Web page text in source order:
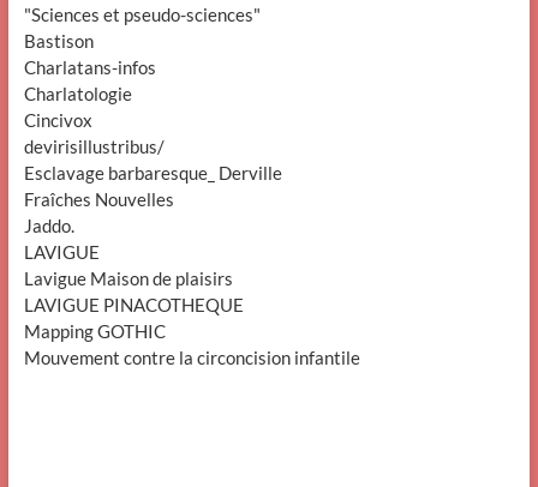
"Sciences et pseudo-sciences"
Bastison
Charlatans-infos
Charlatologie
Cincivox
devirisillustribus/
Esclavage barbaresque_ Derville
Fraîches Nouvelles
Jaddo.
LAVIGUE
Lavigue Maison de plaisirs
LAVIGUE PINACOTHEQUE
Mapping GOTHIC
Mouvement contre la circoncision infantile